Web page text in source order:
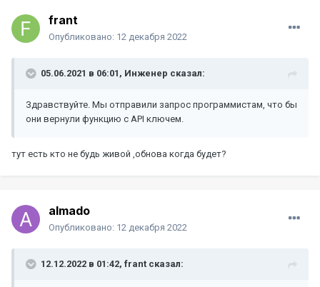
frant
Опубликовано: 12 декабря 2022
05.06.2021 в 06:01, Инженер сказал:
Здравствуйте. Мы отправили запрос программистам, что бы
они вернули функцию с API ключем.
тут есть кто не будь живой ,обнова когда будет?
almado
Опубликовано: 12 декабря 2022
12.12.2022 в 01:42, frant сказал: